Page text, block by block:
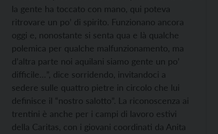
la gente ha toccato con mano, qui poteva
ritrovare un po’ di spirito. Funzionano ancora
oggi e, nonostante si senta qua e là qualche
polemica per qualche malfunzionamento, ma
d’altra parte noi aquilani siamo gente un po’
difficile…”, dice sorridendo, invitandoci a
sedere sulle quattro pietre in circolo che lui
definisce il “nostro salotto”. La riconoscenza ai
trentini è anche per i campi di lavoro estivi
della Caritas, con i giovani coordinati da Anita